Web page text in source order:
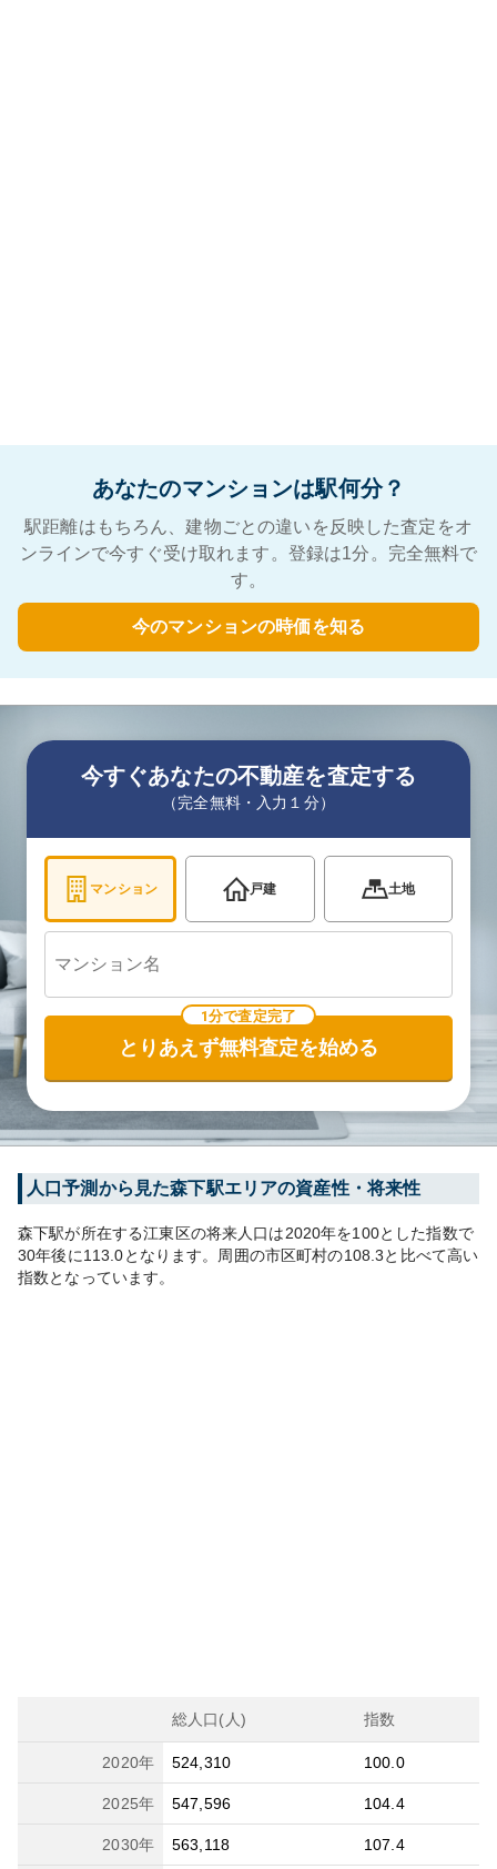
あなたのマンションは駅何分？
駅距離はもちろん、建物ごとの違いを反映した査定をオ
ンラインで今すぐ受け取れます。登録は1分。完全無料で
す。
今のマンションの時価を知る
今すぐあなたの不動産を査定する
（完全無料・入力１分）
マンション 戸建 土地
1分で査定完了
とりあえず無料査定を始める
人口予測から見た森下駅エリアの資産性・将来性
森下駅が所在する江東区の将来人口は2020年を100とした指数で
30年後に113.0となります。 周囲の市区町村の108.3と比べて高い
指数となっています。
総人口(人) 指数
2020年 524,310 100.0
2025年 547,596 104.4
2030年 563,118 107.4